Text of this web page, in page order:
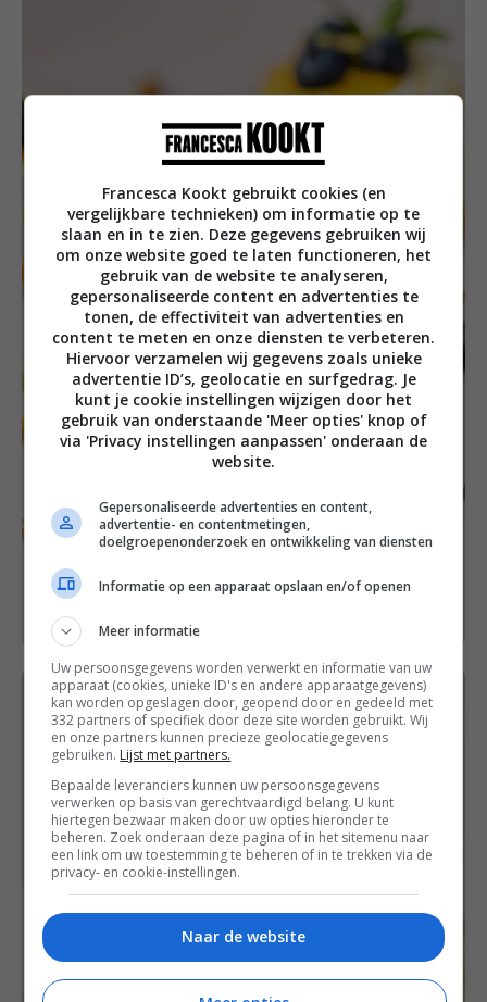
Francesca Kookt gebruikt cookies (en
vergelijkbare technieken) om informatie op te
slaan en in te zien. Deze gegevens gebruiken wij
om onze website goed te laten functioneren, het
gebruik van de website te analyseren,
gepersonaliseerde content en advertenties te
tonen, de effectiviteit van advertenties en
content te meten en onze diensten te verbeteren.
Hiervoor verzamelen wij gegevens zoals unieke
advertentie ID’s, geolocatie en surfgedrag. Je
kunt je cookie instellingen wijzigen door het
gebruik van onderstaande 'Meer opties' knop of
via 'Privacy instellingen aanpassen' onderaan de
website.
Gepersonaliseerde advertenties en content,
advertentie- en contentmetingen,
doelgroepenonderzoek en ontwikkeling van diensten
Informatie op een apparaat opslaan en/of openen
Meer informatie
Uw persoonsgegevens worden verwerkt en informatie van uw
apparaat (cookies, unieke ID's en andere apparaatgegevens)
kan worden opgeslagen door, geopend door en gedeeld met
332 partners of specifiek door deze site worden gebruikt. Wij
en onze partners kunnen precieze geolocatiegegevens
gebruiken. Lijst met partners.
Bepaalde leveranciers kunnen uw persoonsgegevens
verwerken op basis van gerechtvaardigd belang. U kunt
hiertegen bezwaar maken door uw opties hieronder te
beheren. Zoek onderaan deze pagina of in het sitemenu naar
een link om uw toestemming te beheren of in te trekken via de
privacy- en cookie-instellingen.
Naar de website